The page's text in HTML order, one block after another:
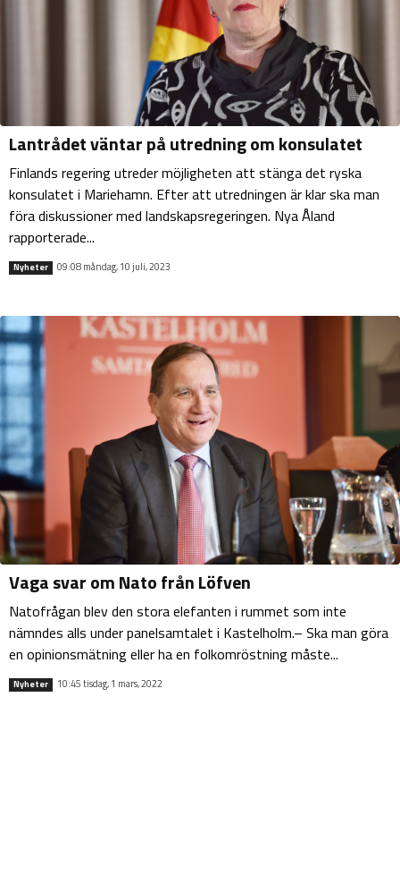
Lantrådet väntar på utredning om konsulatet
Finlands regering utreder möjligheten att stänga det ryska
konsulatet i Mariehamn. Efter att utredningen är klar ska man
föra diskussioner med landskapsregeringen. Nya Åland
rapporterade...
Nyheter 09:08 måndag, 10 juli, 2023
Vaga svar om Nato från Löfven
Natofrågan blev den stora elefanten i rummet som inte
nämndes alls under panelsamtalet i Kastelholm.– Ska man göra
en opinionsmätning eller ha en folkomröstning måste...
Nyheter 10:45 tisdag, 1 mars, 2022